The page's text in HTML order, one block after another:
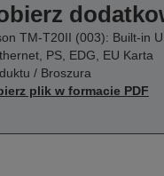
TM-T20II (003): Built-in
PS, EDG, EU Karta
/ Broszura
plik w formacie PDF